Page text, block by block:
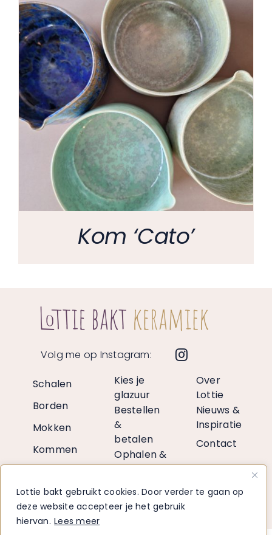
Lottie bakt gebruikt cookies. Door verder te gaan op
deze website accepteer je het gebruik
hiervan. Lees meer
Kom ‘Cato’
Volg me op Instagram:
Schalen
Borden
Mokken
Kommen
Decoratie
Kies je
glazuur
Bestellen
&
betalen
Ophalen &
verzenden
Retourneren
Voor
Over
Lottie
Nieuws &
Inspiratie
Contact